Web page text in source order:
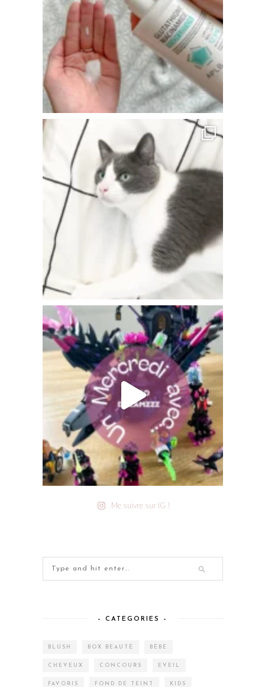
Me suivre sur IG !
– CATEGORIES –
BLUSH BOX BEAUTÉ BÉBÉ
CHEVEUX CONCOURS EVEIL
FAVORIS FOND DE TEINT KIDS